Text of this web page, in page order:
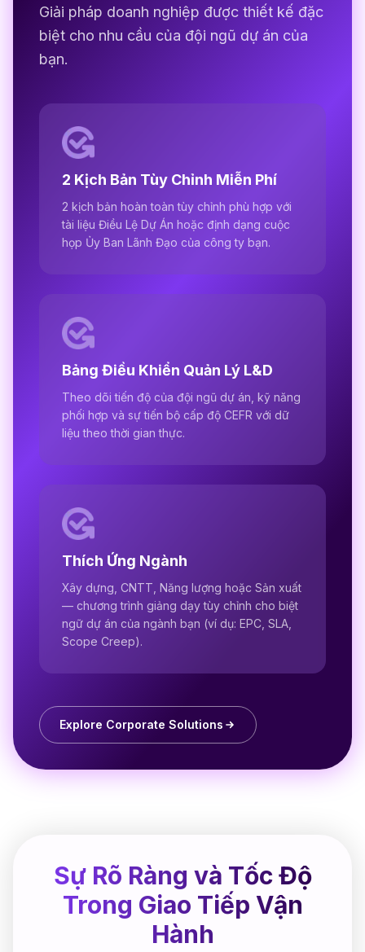
Giải pháp doanh nghiệp được thiết kế đặc
biệt cho nhu cầu của đội ngũ dự án của
bạn.
2 Kịch Bản Tùy Chỉnh Miễn Phí
2 kịch bản hoàn toàn tùy chỉnh phù hợp với
tài liệu Điều Lệ Dự Án hoặc định dạng cuộc
họp Ủy Ban Lãnh Đạo của công ty bạn.
Bảng Điều Khiển Quản Lý L&D
Theo dõi tiến độ của đội ngũ dự án, kỹ năng
phối hợp và sự tiến bộ cấp độ CEFR với dữ
liệu theo thời gian thực.
Thích Ứng Ngành
Xây dựng, CNTT, Năng lượng hoặc Sản xuất
— chương trình giảng dạy tùy chỉnh cho biệt
ngữ dự án của ngành bạn (ví dụ: EPC, SLA,
Scope Creep).
Explore Corporate Solutions
Sự Rõ Ràng và Tốc Độ
Trong Giao Tiếp Vận
Hành